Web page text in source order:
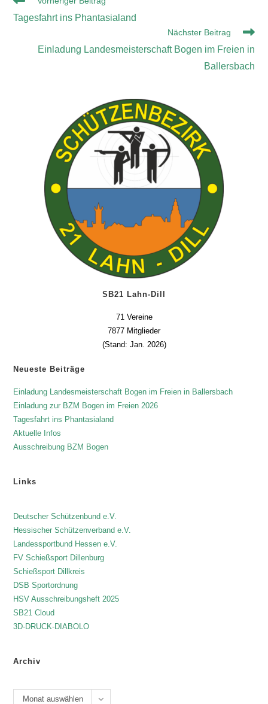
Tagesfahrt ins Phantasialand
Nächster Beitrag
Einladung Landesmeisterschaft Bogen im Freien in
Ballersbach
SB21 Lahn-Dill
71 Vereine
7877 Mitglieder
(Stand: Jan. 2026)
Neueste Beiträge
Einladung Landesmeisterschaft Bogen im Freien in Ballersbach
Einladung zur BZM Bogen im Freien 2026
Tagesfahrt ins Phantasialand
Aktuelle Infos
Ausschreibung BZM Bogen
Links
Deutscher Schützenbund e.V.
Hessischer Schützenverband e.V.
Landessportbund Hessen e.V.
FV Schießsport Dillenburg
Schießsport Dillkreis
DSB Sportordnung
HSV Ausschreibungsheft 2025
SB21 Cloud
3D-DRUCK-DIABOLO
Archiv
Monat auswählen